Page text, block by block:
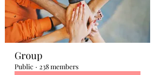
Group
Public · 238 members